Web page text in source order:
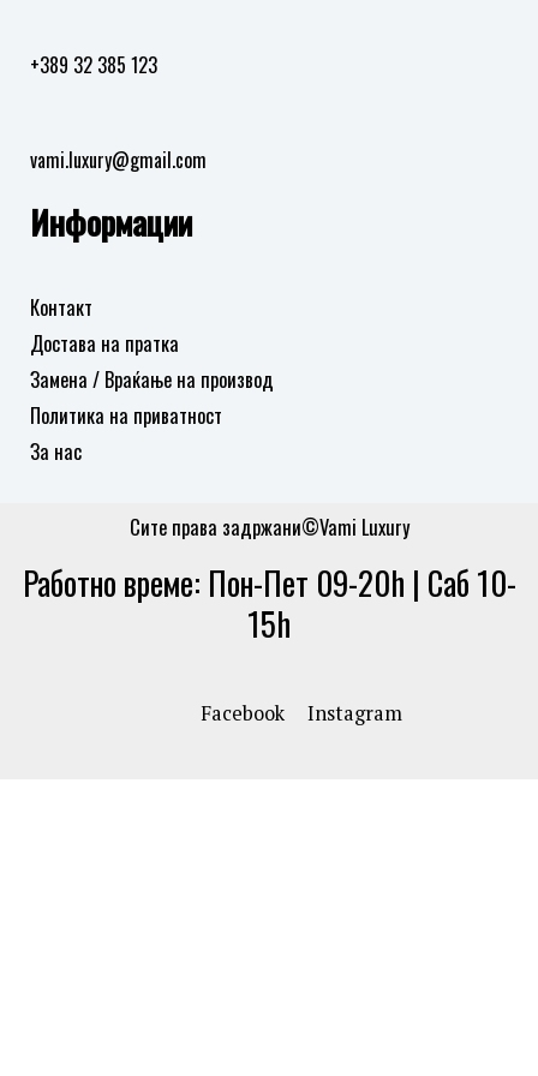
+389 32 385 123
vami.luxury@gmail.com
Информации
Контакт
Достава на пратка
Замена / Враќање на производ
Политика на приватност
За нас
Сите права задржани©Vami Luxury
Работно време: Пон-Пет 09-20h | Саб 10-
15h
Facebook Instagram